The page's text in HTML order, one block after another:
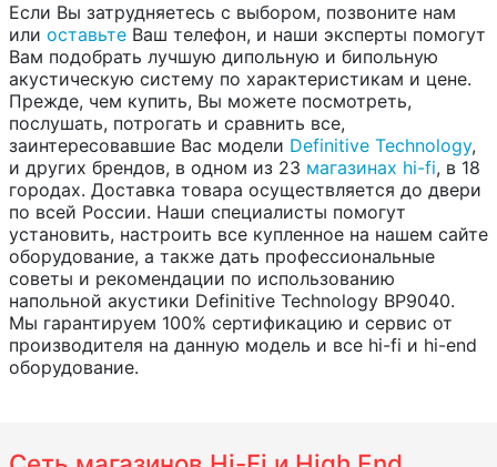
Если Вы затрудняетесь с выбором, позвоните нам
или оставьте Ваш телефон, и наши эксперты помогут
Вам подобрать лучшую дипольную и бипольную
акустическую систему по характеристикам и цене.
Прежде, чем купить, Вы можете посмотреть,
послушать, потрогать и сравнить все,
заинтересовавшие Вас модели Definitive Technology,
и других брендов, в одном из 23 магазинах hi-fi, в 18
городах. Доставка товара осуществляется до двери
по всей России. Наши специалисты помогут
установить, настроить все купленное на нашем сайте
оборудование, а также дать профессиональные
советы и рекомендации по использованию
напольной акустики Definitive Technology BP9040.
Мы гарантируем 100% сертификацию и сервис от
производителя на данную модель и все hi-fi и hi-end
оборудование.